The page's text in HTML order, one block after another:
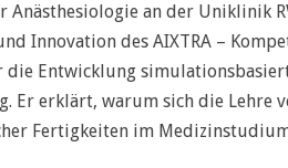
an der Uniklinik
Innovation des AIXTRA –
Entwicklung
Er erklärt, warum sich die Lehre
Fertigkeiten im